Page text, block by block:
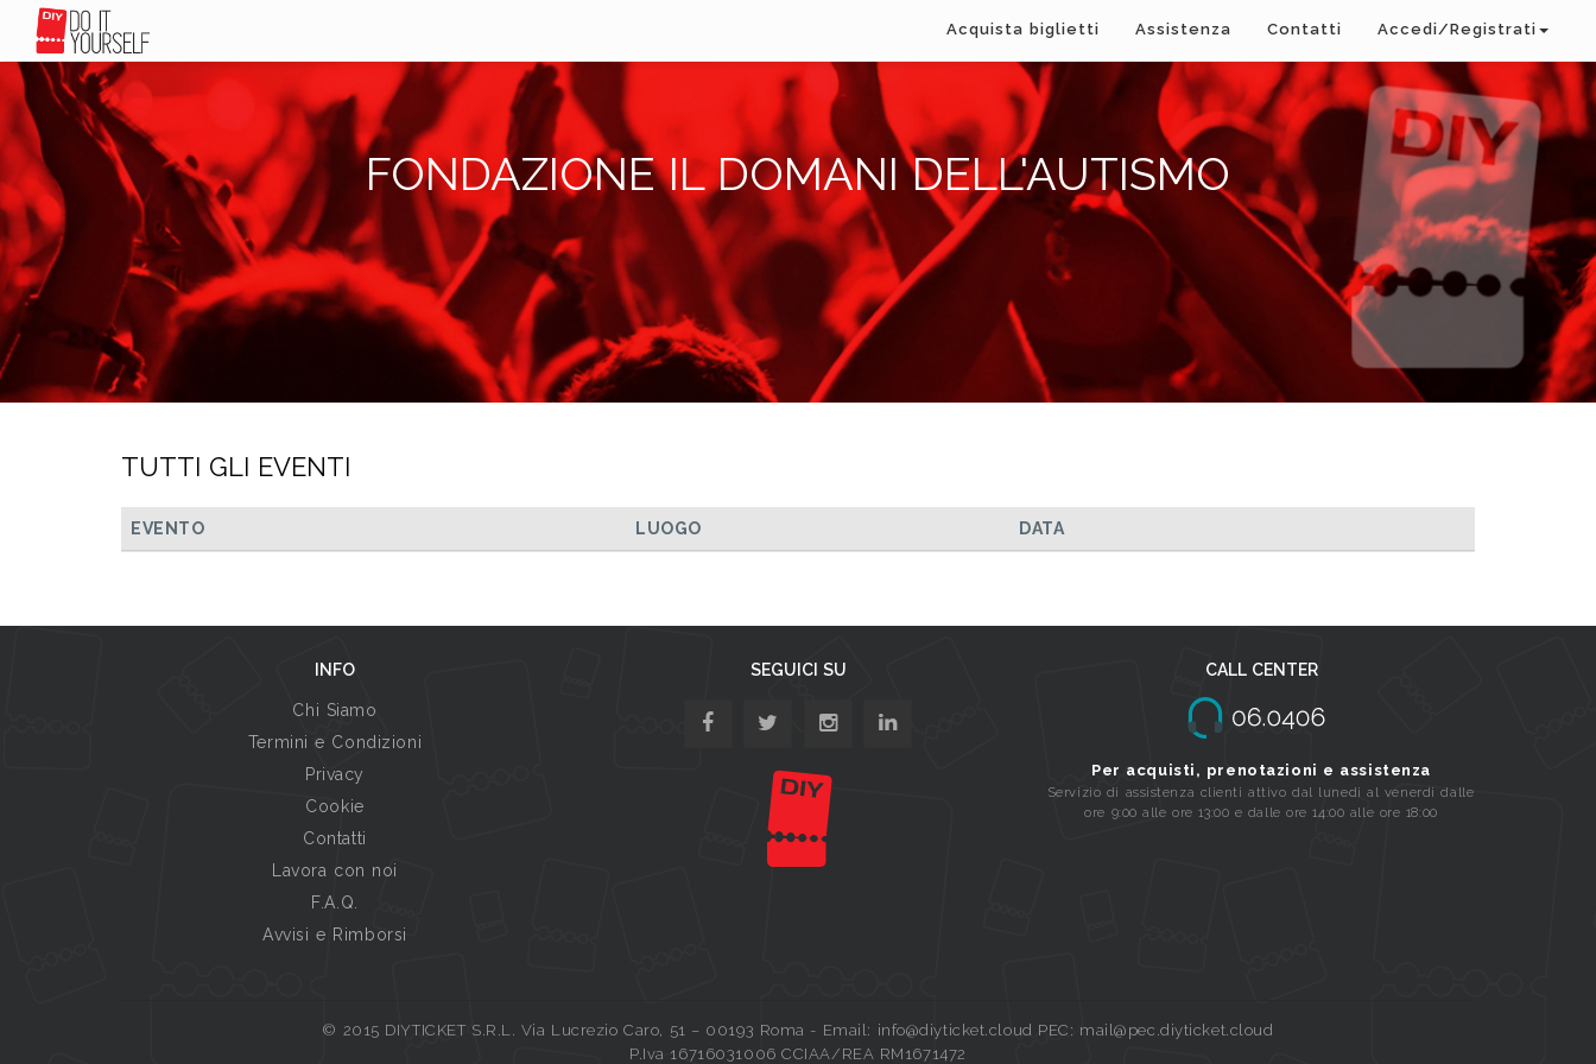
Acquista biglietti Assistenza Contatti Accedi/Registrati
FONDAZIONE IL DOMANI DELL'AUTISMO
TUTTI GLI EVENTI
EVENTO LUOGO DATA
INFO
Chi Siamo
Termini e Condizioni
Privacy
Cookie
Contatti
Lavora con noi
F.A.Q.
Avvisi e Rimborsi
SEGUICI SU CALL CENTER
Per acquisti, prenotazioni e assistenza
Servizio di assistenza clienti attivo dal lunedi al venerdi dalle
ore 9:00 alle ore 13:00 e dalle ore 14:00 alle ore 18:00
© 2015 DIYTICKET S.R.L. Via Lucrezio Caro, 51 – 00193 Roma - Email: info@diyticket.cloud PEC: mail@pec.diyticket.cloud
P.Iva 16716031006 CCIAA/REA RM1671472